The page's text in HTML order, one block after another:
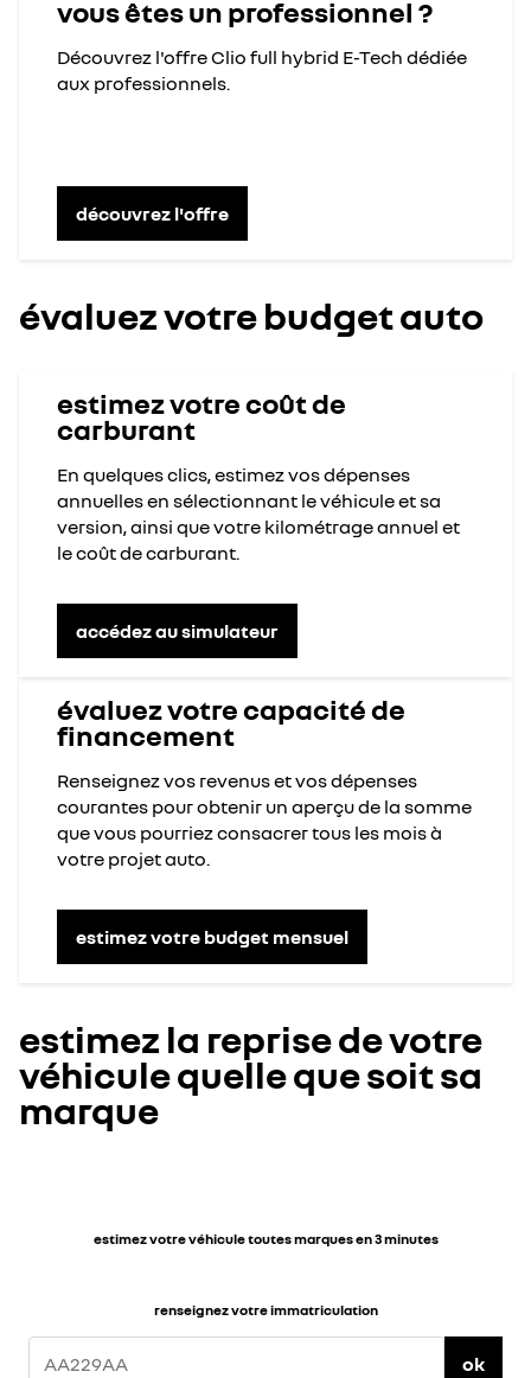
vous êtes un professionnel ?
Découvrez l'offre Clio full hybrid E-Tech dédiée
aux professionnels.
découvrez l'offre
évaluez votre budget auto
estimez votre coût de
carburant​
En quelques clics, estimez vos dépenses
annuelles​ en sélectionnant le véhicule et sa
version, ainsi que votre kilométrage annuel et
le coût de carburant.
accédez au simulateur
évaluez votre capacité de
financement
Renseignez vos revenus et vos dépenses
courantes pour obtenir un aperçu de la somme
que vous pourriez consacrer tous les mois à
votre projet auto.
estimez votre budget mensuel
estimez la reprise de votre
véhicule quelle que soit sa
marque
estimez votre véhicule toutes marques en 3 minutes
renseignez votre immatriculation
ok